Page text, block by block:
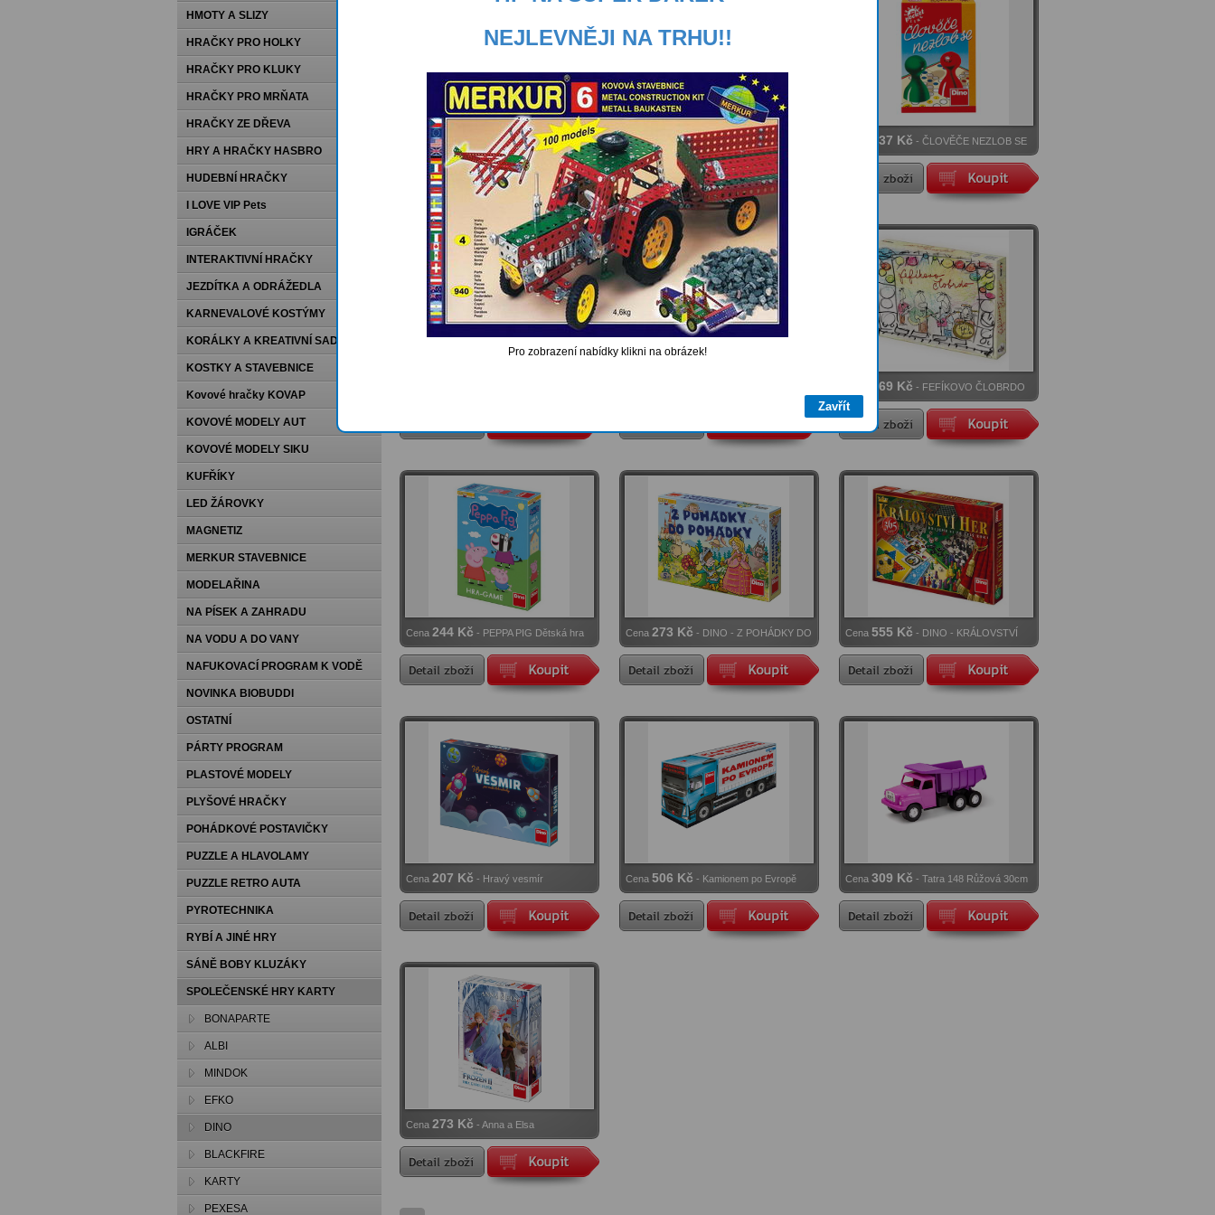
HMOTY A SLIZY
HRAČKY PRO HOLKY
HRAČKY PRO KLUKY
HRAČKY PRO MRŇATA
HRAČKY ZE DŘEVA
HRY A HRAČKY HASBRO
HUDEBNÍ HRAČKY
I LOVE VIP Pets
IGRÁČEK
INTERAKTIVNÍ HRAČKY
JEZDÍTKA A ODRÁŽEDLA
KARNEVALOVÉ KOSTÝMY
KORÁLKY A KREATIVNÍ SADY
KOSTKY A STAVEBNICE
Kovové hračky KOVAP
KOVOVÉ MODELY AUT
KOVOVÉ MODELY SIKU
KUFŘÍKY
LED ŽÁROVKY
MAGNETIZ
MERKUR STAVEBNICE
MODELAŘINA
NA PÍSEK A ZAHRADU
NA VODU A DO VANY
NAFUKOVACÍ PROGRAM K VODĚ
NOVINKA BIOBUDDI
OSTATNÍ
PÁRTY PROGRAM
PLASTOVÉ MODELY
PLYŠOVÉ HRAČKY
POHÁDKOVÉ POSTAVIČKY
PUZZLE A HLAVOLAMY
PUZZLE RETRO AUTA
PYROTECHNIKA
RYBÍ A JINÉ HRY
SÁNĚ BOBY KLUZÁKY
SPOLEČENSKÉ HRY KARTY
PEXESA
BONAPARTE
ALBI
MINDOK
EFKO
DINO
BLACKFIRE
KARTY
PEXESA
Cena449 Kč
- VESELÉ HRY S
KRTKEM
Cena301 Kč- SOUBOR 100 HER -
Rodinná hra
137 Kč - ČLOVĚČE NEZLOB SE
- Cestovní hra
169 Kč - FEFÍKOVO ČLOBRDO
Rodinná hra
Cena 244 Kč - PEPPA PIG Dětská hra Cena 273 Kč - DINO - Z POHÁDKY DO
POHÁDKY
Cena 555 Kč - DINO - KRÁLOVSTVÍ
HER (365 HER)
Cena 207 Kč - Hravý vesmír Cena 506 Kč - Kamionem po Evropě Cena 309 Kč - Tatra 148 Růžová 30cm
Cena 273 Kč - Anna a Elsa
NEJLEVNĚJI NA TRHU!!
Pro zobrazení nabídky klikni na obrázek!
Zavřít